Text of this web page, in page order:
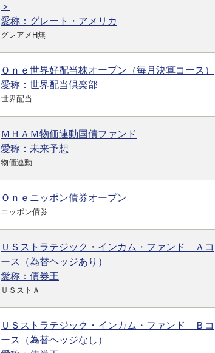
＞
愛称：グレート・アメリカ
グレアメH無
Ｏｎｅ世界好配当株オープン（毎月決算コース）
愛称：世界配当倶楽部
世界配当
ＭＨＡＭ物価連動国債ファンド
愛称：未来予想
物価連動
Ｏｎｅニッポン債券オープン
ニッポン債券
ＵＳストラテジック・インカム・ファンド Ａコ
ース（為替ヘッジあり）
愛称：債券王
ＵＳストＡ
ＵＳストラテジック・インカム・ファンド Ｂコ
ース（為替ヘッジなし）